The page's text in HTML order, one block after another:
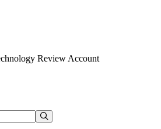
Review Account